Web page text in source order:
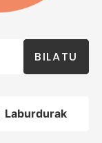
BILATU
Laburdurak